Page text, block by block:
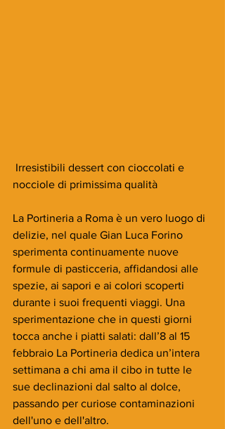
nocciole di primissima qualità
La Portineria a Roma è un vero luogo di
delizie, nel quale Gian Luca Forino
sperimenta continuamente nuove
formule di pasticceria, affidandosi alle
spezie, ai sapori e ai colori scoperti
durante i suoi frequenti viaggi. Una
sperimentazione che in questi giorni
tocca anche i piatti salati: dall’8 al 15
febbraio La Portineria dedica un’intera
settimana a chi ama il cibo in tutte le
sue declinazioni dal salto al dolce,
passando per curiose contaminazioni
dell'uno e dell'altro.